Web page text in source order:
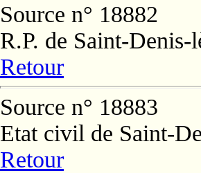
Source n° 18882
R.P. de Saint-Denis-
Retour
Source n° 18883
Etat civil de Saint-
Retour